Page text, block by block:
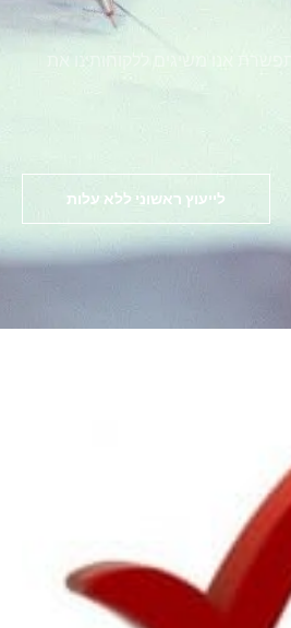
אנו משיגים ללקוחותינו את
לייעוץ ראשוני ללא עלות